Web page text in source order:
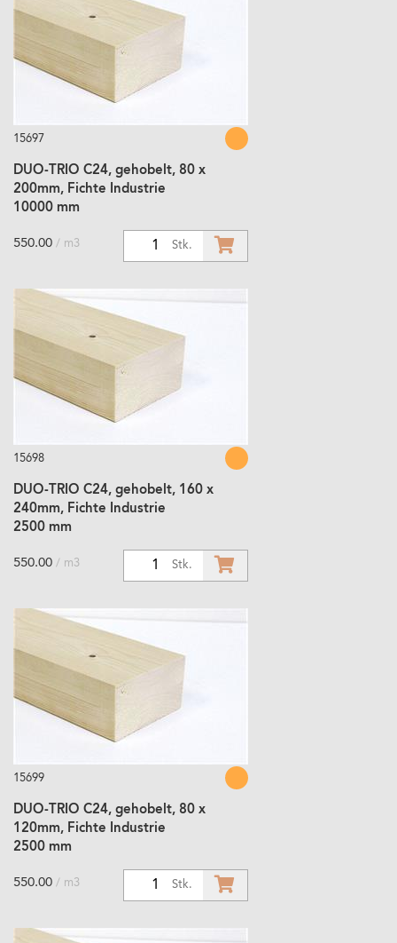
15697
DUO-TRIO C24, gehobelt, 80 x
200mm, Fichte Industrie
10000 mm
Stk.
550.00 / m3
15698
DUO-TRIO C24, gehobelt, 160 x
240mm, Fichte Industrie
2500 mm
Stk.
550.00 / m3
15699
DUO-TRIO C24, gehobelt, 80 x
120mm, Fichte Industrie
2500 mm
Stk.
550.00 / m3